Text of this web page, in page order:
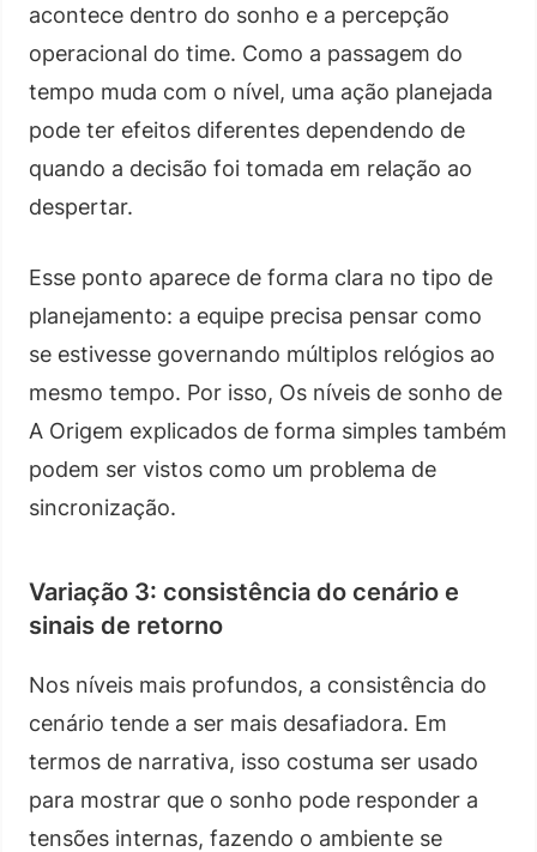
acontece dentro do sonho e a percepção
operacional do time. Como a passagem do
tempo muda com o nível, uma ação planejada
pode ter efeitos diferentes dependendo de
quando a decisão foi tomada em relação ao
despertar.
Esse ponto aparece de forma clara no tipo de
planejamento: a equipe precisa pensar como
se estivesse governando múltiplos relógios ao
mesmo tempo. Por isso, Os níveis de sonho de
A Origem explicados de forma simples também
podem ser vistos como um problema de
sincronização.
Variação 3: consistência do cenário e
sinais de retorno
Nos níveis mais profundos, a consistência do
cenário tende a ser mais desafiadora. Em
termos de narrativa, isso costuma ser usado
para mostrar que o sonho pode responder a
tensões internas, fazendo o ambiente se